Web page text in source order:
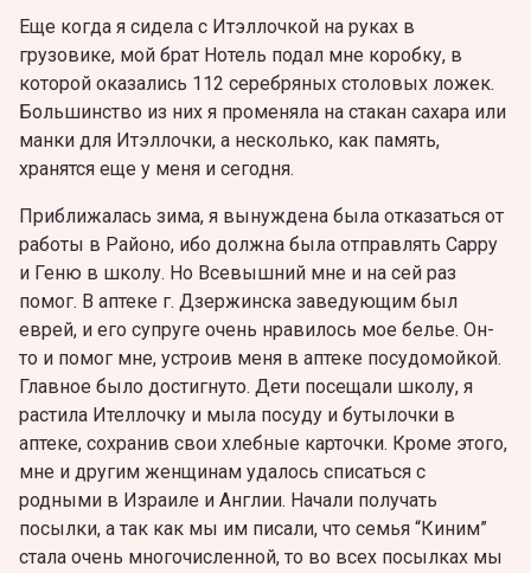
Еще когда я сидела с Итэллочкой на руках в
грузовике, мой брат Нотель подал мне коробку, в
которой оказались 112 серебряных столовых ложек.
Большинство из них я променяла на стакан сахара или
манки для Итэллочки, а несколько, как память,
хранятся еще у меня и сегодня.
Приближалась зима, я вынуждена была отказаться от
работы в Районо, ибо должна была отправлять Сарру
и Геню в школу. Но Всевышний мне и на сей раз
помог. В аптеке г. Дзержинска заведующим был
еврей, и его супруге очень нравилось мое белье. Он-
то и помог мне, устроив меня в аптеке посудомойкой.
Главное было достигнуто. Дети посещали школу, я
растила Ителлочку и мыла посуду и бутылочки в
аптеке, сохранив свои хлебные карточки. Кроме этого,
мне и другим женщинам удалось списаться с
родными в Израиле и Англии. Начали получать
посылки, а так как мы им писали, что семья “Киним”
стала очень многочисленной, то во всех посылках мы